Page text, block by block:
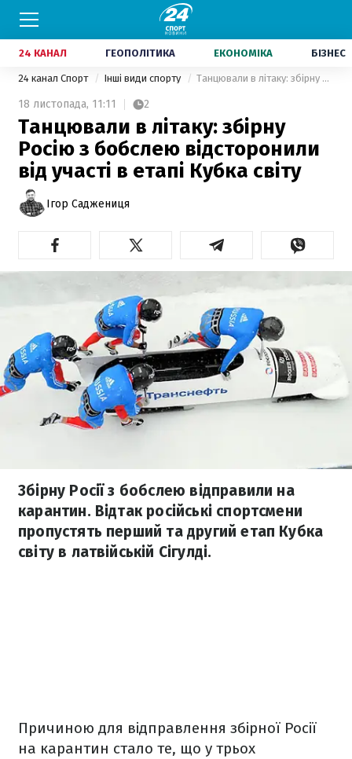
24 КАНАЛ ГЕОПОЛІТИКА ЕКОНОМІКА БІЗНЕС
24 канал Спорт Інші види спорту Танцювали в літаку: збірну Росію з бобслею відсторонили від участі в етапі Кубка світу
18 листопада, 11:11 2
Танцювали в літаку: збірну
Росію з бобслею відсторонили
від участі в етапі Кубка світу
Ігор Саджениця
Збірну Росії з бобслею відправили на
карантин. Відтак російські спортсмени
пропустять перший та другий етап Кубка
світу в латвійській Сігулді.
Причиною для відправлення збірної Росії
на карантин стало те, що у трьох